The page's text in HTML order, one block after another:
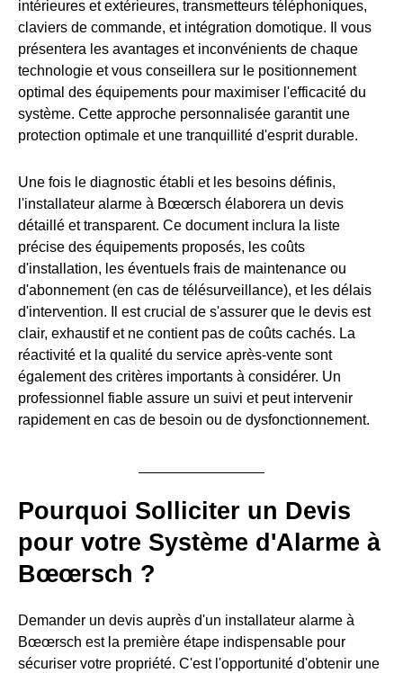
intérieures et extérieures, transmetteurs téléphoniques,
claviers de commande, et intégration domotique. Il vous
présentera les avantages et inconvénients de chaque
technologie et vous conseillera sur le positionnement
optimal des équipements pour maximiser l'efficacité du
système. Cette approche personnalisée garantit une
protection optimale et une tranquillité d'esprit durable.
Une fois le diagnostic établi et les besoins définis,
l'installateur alarme à Bœœrsch élaborera un devis
détaillé et transparent. Ce document inclura la liste
précise des équipements proposés, les coûts
d'installation, les éventuels frais de maintenance ou
d'abonnement (en cas de télésurveillance), et les délais
d'intervention. Il est crucial de s'assurer que le devis est
clair, exhaustif et ne contient pas de coûts cachés. La
réactivité et la qualité du service après-vente sont
également des critères importants à considérer. Un
professionnel fiable assure un suivi et peut intervenir
rapidement en cas de besoin ou de dysfonctionnement.
Pourquoi Solliciter un Devis
pour votre Système d'Alarme à
Bœœrsch ?
Demander un devis auprès d'un installateur alarme à
Bœœrsch est la première étape indispensable pour
sécuriser votre propriété. C'est l'opportunité d'obtenir une